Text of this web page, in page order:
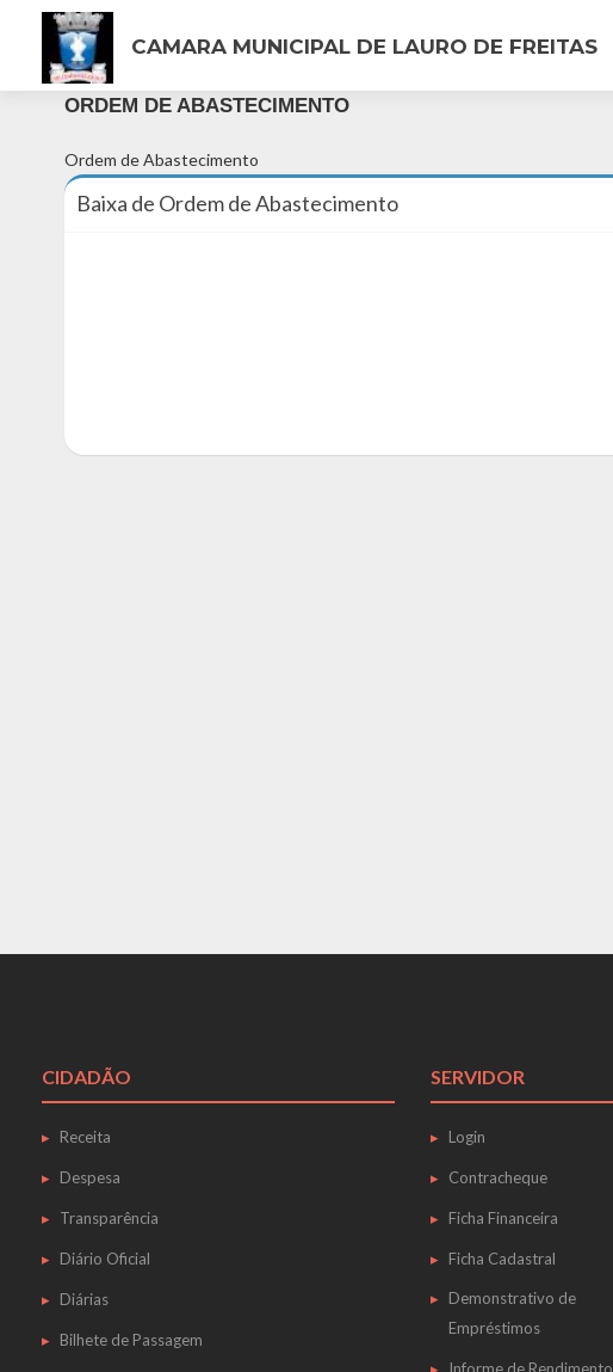
CAMARA MUNICIPAL DE LAURO DE FREITAS
ORDEM DE ABASTECIMENTO
Ordem de Abastecimento
Baixa de Ordem de Abastecimento
CIDADÃO
Receita
Despesa
Transparência
Diário Oficial
Diárias
Bilhete de Passagem
SERVIDOR
Login
Contracheque
Ficha Financeira
Ficha Cadastral
Demonstrativo de
Empréstimos